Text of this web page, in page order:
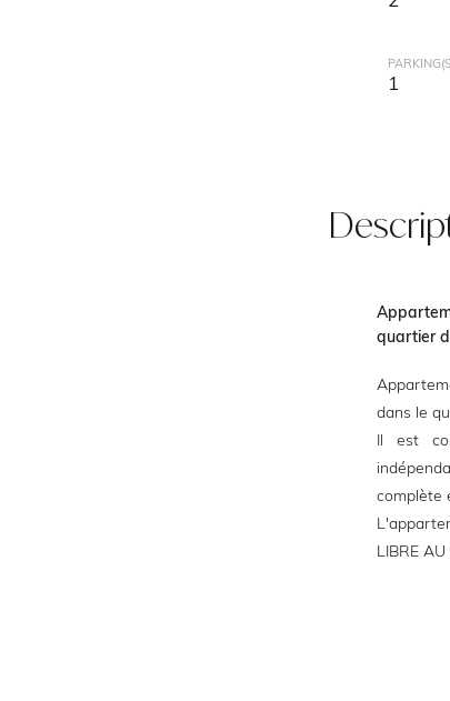
1
quartier
dans le
Il est
complète
LIBRE